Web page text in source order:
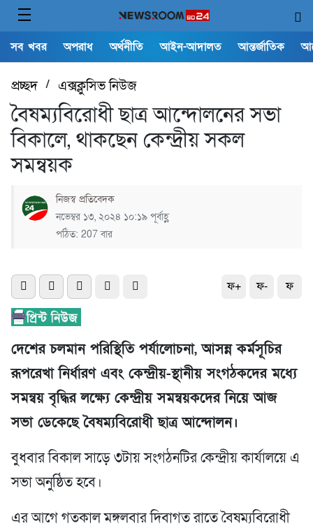
সব খবর অপরাধ অর্থনীতি আইন-আদালত আন্তর্জাতিক
প্রচ্ছদ/ এক্সক্লুসিভ নিউজ
বৈষম্যবিরোধী ছাত্র আন্দোলনের সভা
বিকালে, থাকছেন কেন্দ্রীয় সকল
সমন্বয়ক
নিজস্ব প্রতিবেদক
নভেম্বর ১৩, ২০২৪ ১০:১৯ পূর্বাহ্ণ
পঠিত: 207 বার
ফ+ ফ- ফ
দেশের চলমান পরিস্থিতি পর্যালোচনা, আসন্ন কর্মসূচির
রূপরেখা নির্ধারণ এবং কেন্দ্রীয়-স্থানীয় সংগঠকদের মধ্যে
সমন্বয় বৃদ্ধির লক্ষ্যে কেন্দ্রীয় সমন্বয়কদের নিয়ে আজ
সভা ডেকেছে বৈষম্যবিরোধী ছাত্র আন্দোলন।
বুধবার বিকাল সাড়ে ৩টায় সংগঠনটির কেন্দ্রীয় কার্যালয়ে এ
সভা অনুষ্ঠিত হবে।
এর আগে গতকাল মঙ্গলবার দিবাগত রাতে বৈষম্যবিরোধী